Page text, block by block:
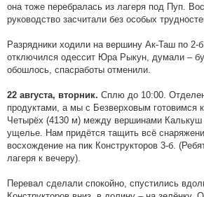
она тоже перебралась из лагеря под Пуп.
руководство засчитали без особых
Разрядники ходили на вершину Ак-Таш по 2-
отключился одессит Юра Рыкун, думали –
обошлось, спасработы отменили.
22 августа, вторник. Сплю до 10:00.
продуктами, а мы с Безверховым готовимся
Четырёх (4130 м) между вершинами Калькуш
ущелье. Нам придётся тащить всё
восхождение на пик Конструкторов 3-б.
лагеря к вечеру).
Перевал сделали спокойно, спустились